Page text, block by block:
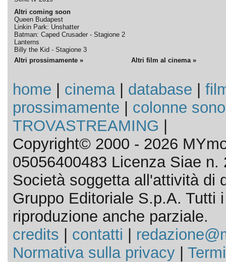
Altri coming soon
Queen Budapest
Linkin Park: Unshatter
Batman: Caped Crusader - Stagione 2
Lanterns
Billy the Kid - Stagione 3
Altri prossimamente » Altri film al cinema »
home cinema| database
prossimamente
colonne
TROVASTREAMING
Copyright© 2000 - 2026
05056400483 Licenza Siae n.
Società soggetta all'attività di
Gruppo Editoriale S.p.A. Tutti
riproduzione anche parziale.
credits
contatti
Normativa sulla privacy|